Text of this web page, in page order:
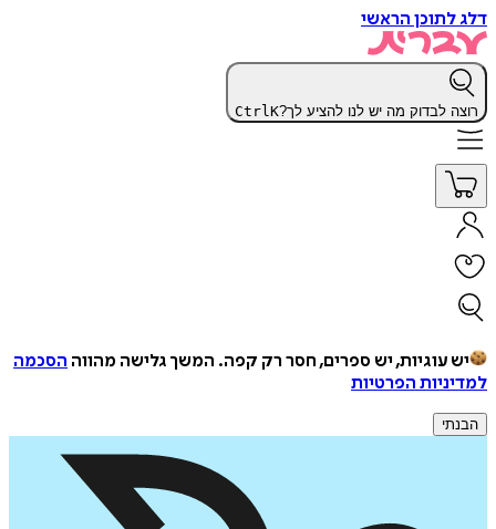
דלג לתוכן הראשי
רוצה לבדוק מה יש לנו להציע לך? CtrlK
יש עוגיות, יש ספרים, חסר רק קפה. המשך גלישה מהווה הסכמה
למדיניות הפרטיות
הבנתי